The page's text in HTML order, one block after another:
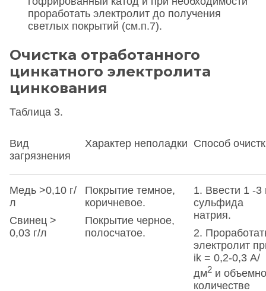
проработать электролит до получения
светлых покрытий (см.п.7).
Очистка отработанного
цинкатного электролита
цинкования
Таблица 3.
Вид
загрязнения
Характер неполадки Способ
Медь >0,10 г/
л
Свинец >
0,03 г/л
Покрытие темное,
коричневое.
Покрытие черное,
полосчатое.
1. Ввести 1 -3
сульфида
натрия.
2.
электролит
ik = 0,2-0,3 А/
дм2 и
количестве